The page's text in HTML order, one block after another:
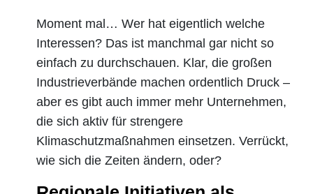
Moment mal… Wer hat eigentlich welche
Interessen? Das ist manchmal gar nicht so
einfach zu durchschauen. Klar, die großen
Industrieverbände machen ordentlich Druck –
aber es gibt auch immer mehr Unternehmen,
die sich aktiv für strengere
Klimaschutzmaßnahmen einsetzen. Verrückt,
wie sich die Zeiten ändern, oder?